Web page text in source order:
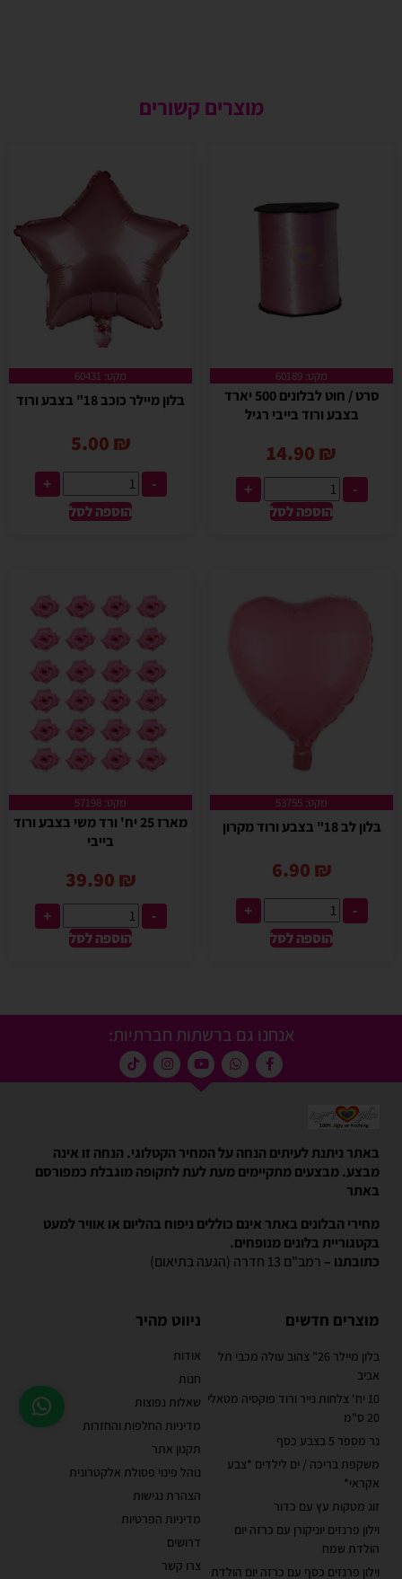
מוצרים קשורים
מקט: 60189
סרט / חוט לבלונים 500 יארד
בצבע ורוד בייבי רגיל
14.90 ₪
-
+
הוספה לסל
מקט: 60431
בלון מיילר כוכב 18" בצבע ורוד
5.00 ₪
-
+
הוספה לסל
מקט: 53755
בלון לב 18" בצבע ורוד מקרון
6.90 ₪
-
+
הוספה לסל
מקט: 57198
מארז 25 יח' ורד משי בצבע ורוד
בייבי
39.90 ₪
-
+
הוספה לסל
אנחנו גם ברשתות חברתיות:
באתר ניתנת לעיתים הנחה על המחיר הקטלוגי. הנחה זו אינה
מבצע. מבצעים מתקיימים מעת לעת לתקופה מוגבלת כמפורסם
באתר
מחירי הבלונים באתר אינם כוללים ניפוח בהליום או אוויר למעט
בקטגוריית בלונים מנופחים.
כתובתנו – רמב"ם 13 חדרה (הגעה בתיאום)
מוצרים חדשים
בלון מיילר 26" צהוב עולה מכבי תל
אביב
10 יח' צלחות נייר ורוד פוקסיה מטאלי
20 ס"מ
נר מספר 5 בצבע כסף
משקפת בריכה / ים לילדים *צבע
אקראי*
זוג מטקות עץ עם כדור
וילון פרנזים יוניקורן עם כרזה יום
הולדת שמח
וילון פרנזים כסף עם כרזה יום הולדת
ניווט מהיר
אודות
חנות
שאלות נפוצות
מדיניות החלפות והחזרות
תקנון אתר
נוהל פינוי פסולת אלקטרונית
הצהרת נגישות
מדיניות הפרטיות
דרושים
צרו קשר